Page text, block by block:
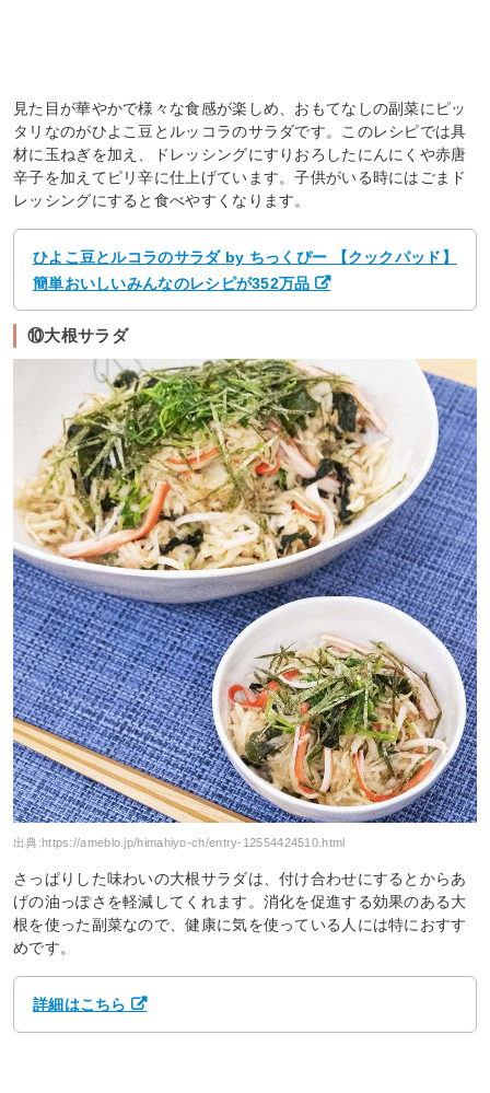
見た目が華やかで様々な食感が楽しめ、おもてなしの副菜にピッ
タリなのがひよこ豆とルッコラのサラダです。このレシピでは具
材に玉ねぎを加え、ドレッシングにすりおろしたにんにくや赤唐
辛子を加えてピリ辛に仕上げています。子供がいる時にはごまド
レッシングにすると食べやすくなります。
ひよこ豆とルコラのサラダ by ちっくぴー 【クックパッド】
簡単おいしいみんなのレシピが352万品
⑩大根サラダ
出典: https://ameblo.jp/himahiyo-ch/entry-12554424510.html
さっぱりした味わいの大根サラダは、付け合わせにするとからあ
げの油っぽさを軽減してくれます。消化を促進する効果のある大
根を使った副菜なので、健康に気を使っている人には特におすす
めです。
詳細はこちら